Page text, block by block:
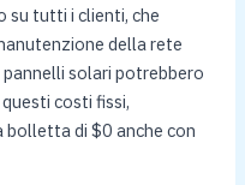
su tutti i clienti, che
della rete
solari potrebbero
costi fissi,
bolletta di $0 anche con